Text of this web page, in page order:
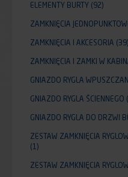
ELEMENTY BURTY (92)
ZAMKNIĘCIA
ZAMKNIĘCIA I AKCESORIA (39)
ZAMKNIĘCIA I ZAMKI W
GNIAZDO RYGLA
GNIAZDO RYGLA ŚCIENNEGO
GNIAZDO RYGLA DO DRZWI
ZESTAW ZAMKNIĘCIA
(1)
ZESTAW ZAMKNIĘCIA